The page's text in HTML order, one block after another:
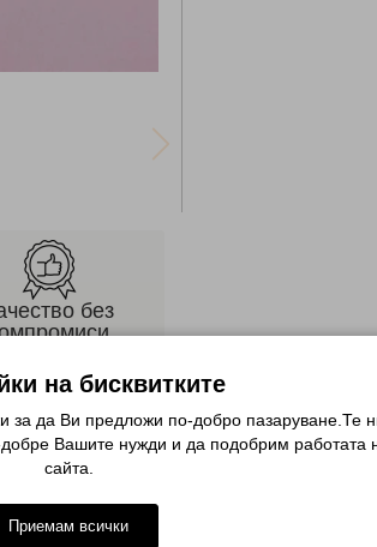
без
консултация
Описание
на бисквитките
за да Ви предложи по-добро пазаруване.Те
Вашите нужди и да подобрим работата
сайта.
Приемам всички